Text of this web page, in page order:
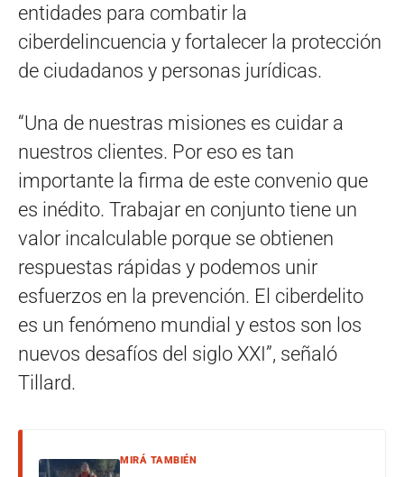
entidades para combatir la
ciberdelincuencia y fortalecer la protección
de ciudadanos y personas jurídicas.
“Una de nuestras misiones es cuidar a
nuestros clientes. Por eso es tan
importante la firma de este convenio que
es inédito. Trabajar en conjunto tiene un
valor incalculable porque se obtienen
respuestas rápidas y podemos unir
esfuerzos en la prevención. El ciberdelito
es un fenómeno mundial y estos son los
nuevos desafíos del siglo XXI”, señaló
Tillard.
MIRÁ TAMBIÉN